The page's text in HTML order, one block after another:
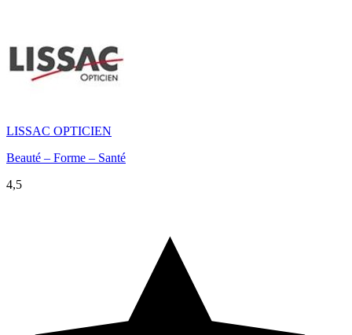
LISSAC OPTICIEN
Beauté – Forme – Santé
4,5